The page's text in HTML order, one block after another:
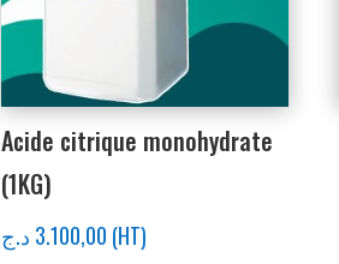
Acide citrique monohydrate
(1KG)
3.100,00 د.ج (HT)